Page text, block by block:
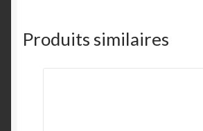
Produits similaires